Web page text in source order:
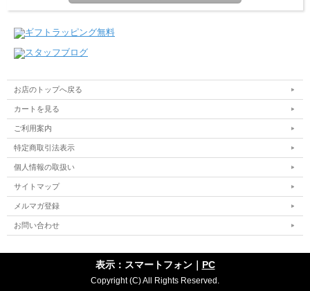
お店のトップへ戻る
カートを見る
ご利用案内
特定商取引法表示
個人情報の取扱い
サイトマップ
メルマガ登録
お問い合わせ
表示：スマートフォン｜ PC
Copyright (C) All Rights Reserved.